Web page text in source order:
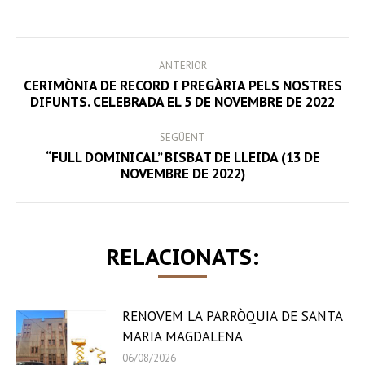
NAVIGATION
ANTERIOR
Previous
CERIMÒNIA DE RECORD I PREGÀRIA PELS NOSTRES
DIFUNTS. CELEBRADA EL 5 DE NOVEMBRE DE 2022
SEGÜENT
Next
“FULL DOMINICAL” BISBAT DE LLEIDA (13 DE
NOVEMBRE DE 2022)
RELACIONATS:
RENOVEM LA PARRÒQUIA DE SANTA
MARIA MAGDALENA
06/08/2026